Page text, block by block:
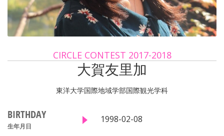
CIRCLE CONTEST 2017-2018
大賀友里加
東洋大学国際地域学部国際観光学科
BIRTHDAY
生年月日
1998-02-08